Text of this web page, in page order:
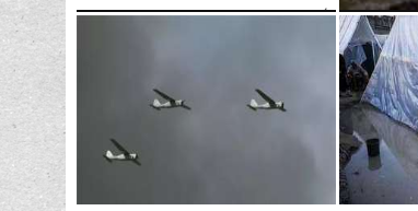
الأحد، 1 مارس 2026 04:22 صـ